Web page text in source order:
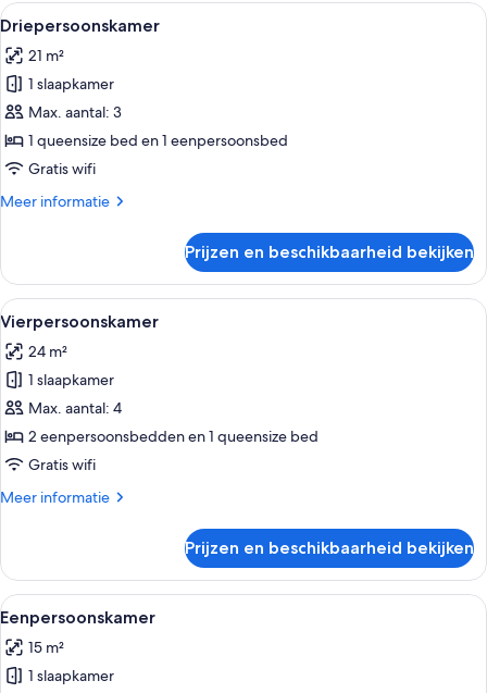
Alle
foto's
voor
Driepersoonskamer
laden
Een moderne hotelkamer met een
10
Driepersoonskamer
21 m²
1 slaapkamer
Max. aantal: 3
1 queensize bed en 1 eenpersoonsbed
Gratis wifi
Meer informatie
Meer
Prijzen en beschikbaarheid bekijken
Alle
foto's
voor
Vierpersoonskamer
laden
Een moderne slaapkamer met een
4
Vierpersoonskamer
24 m²
1 slaapkamer
Max. aantal: 4
2 eenpersoonsbedden en 1 queensize bed
Gratis wifi
Meer informatie
Meer
Prijzen en beschikbaarheid bekijken
Alle
foto's
voor
Eenpersoonskamer
Een hotelkamer met een bed,
5
Eenpersoonskamer
15 m²
1 slaapkamer